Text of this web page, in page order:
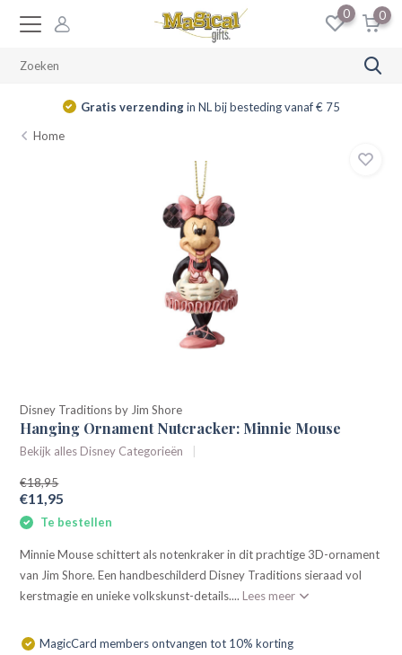
0 0
Gratis verzendingin NL bij besteding vanaf € 75
Home
Disney Traditions by Jim Shore
Hanging Ornament Nutcracker: Minnie Mouse
Bekijk alles Disney Categorieën
€18,95
€11,95
Te bestellen
Minnie Mouse schittert als notenkraker in dit prachtige 3D-ornament
van Jim Shore. Een handbeschilderd Disney Traditions sieraad vol
kerstmagie en unieke volkskunst-details.... Lees meer
MagicCard members ontvangen tot 10% korting